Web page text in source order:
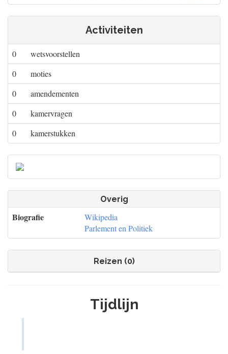
Activiteiten
0
wetsvoorstellen
0
moties
0
amendementen
0
kamervragen
0
kamerstukken
Overig
Biografie
Wikipedia
Parlement en Politiek
Reizen (0)
Tijdlijn